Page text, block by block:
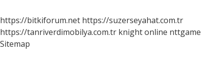
https://bitkiforum.net https://suzerseyahat.com.tr
https://tanriverdimobilya.com.tr knight online nttgame
Sitemap